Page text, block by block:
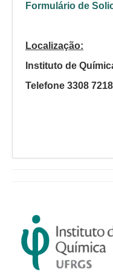
Formulário de
Localização:
Instituto de
Telefone 3308